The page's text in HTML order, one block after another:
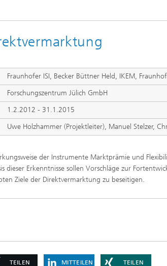
Fraunhofer ISI, Becker Büttner Held, IKEM,
Forschungszentrum Jülich GmbH
1.2.2012 - 31.1.2015
Uwe Holzhammer (Projektleiter), Manuel Stelzer,
der Instrumente Marktprämie und
dieser Erkenntnisse sollen Vorschläge zur
Ziele der Direktvermarktung zu beseitigen.
TEILEN MITTEILEN TEILEN